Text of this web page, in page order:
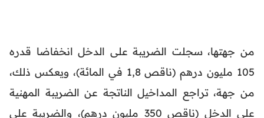
من جهتها، سجلت الضريبة على الدخل انخفاضا قدره
105 مليون درهم (ناقص 1,8 في المائة)، ويعكس ذلك،
من جهة، تراجع المداخيل الناتجة عن الضريبة المهنية
على الدخل (ناقص 350 مليون درهم)، والضريبة على